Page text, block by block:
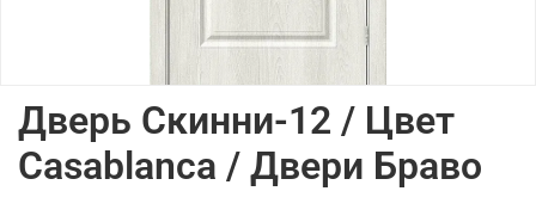
Дверь Скинни-12 / Цвет
Casablanca / Двери Браво